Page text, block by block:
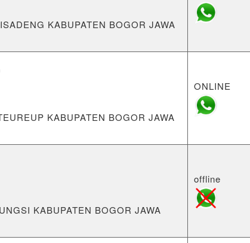
KABUPATEN BOGOR JAWA
KABUPATEN BOGOR JAWA
ONLINE
KABUPATEN BOGOR JAWA
offline